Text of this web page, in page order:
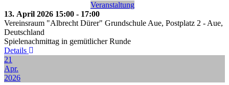
Veranstaltung
13. April 2026 15:00 - 17:00
Vereinsraum "Albrecht Dürer" Grundschule Aue, Postplatz 2 - Aue,
Deutschland
Spielenachmittag in gemütlicher Runde
Details
21
Apr.
2026